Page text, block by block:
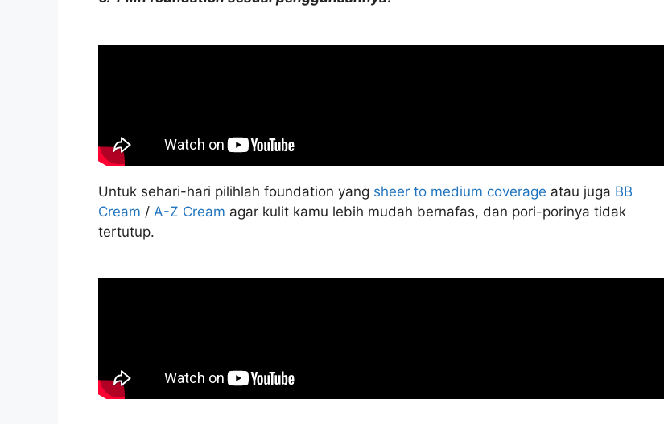
Untuk sehari-hari pilihlah foundation yang sheer to medium coverage atau juga BB
Cream / A-Z Cream agar kulit kamu lebih mudah bernafas, dan pori-porinya tidak
tertutup.